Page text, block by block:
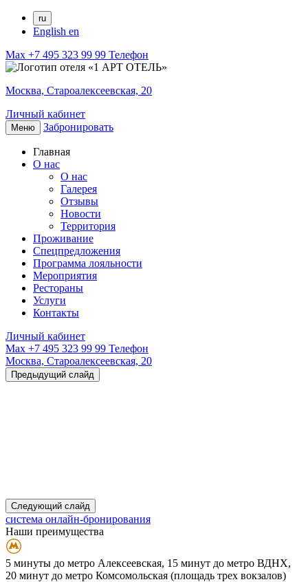
ru
English en
Max +7 495 323 99 99 Телефон
Москва, Староалексеевская, 20
Личный кабинет
Меню Забронировать
Главная
О нас
О нас
Галерея
Отзывы
Новости
Территория
Проживание
Спецпредложения
Программа лояльности
Мероприятия
Рестораны
Услуги
Контакты
Личный кабинет
Max +7 495 323 99 99 Телефон
Москва, Староалексеевская, 20
Предыдущий слайд
Следующий слайд
система онлайн-бронирования
Наши преимущества
5 минуты до метро Алексеевская, 15 минут до метро ВДНХ,
20 минут до метро Комсомольская (площадь трех вокзалов)